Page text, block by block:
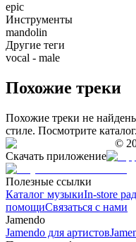
epic
Инструменты
mandolin
Другие теги
vocal - male
Похожие треки
Похожие треки не
стиле. Посмотрите каталог.
©
Скачать приложение
Полезные ссылки
Каталог музыкиIn-store
помощиСвязаться с нами
Jamendo
Jamendo для артистов